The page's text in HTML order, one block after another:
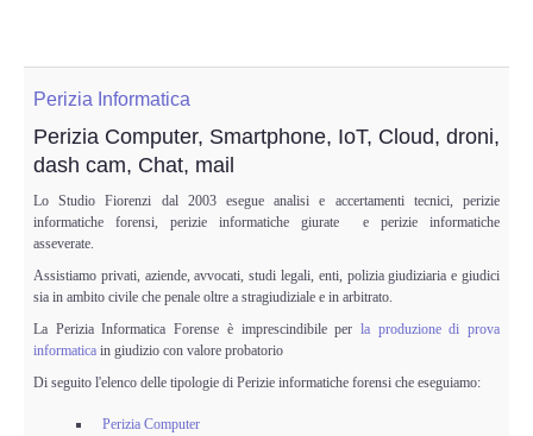
Perizia Informatica
Perizia Computer, Smartphone, IoT, Cloud, droni,
dash cam, Chat, mail
Lo Studio Fiorenzi dal 2003 esegue analisi e accertamenti tecnici, perizie
informatiche forensi, perizie informatiche giurate e perizie informatiche
asseverate.
Assistiamo privati, aziende, avvocati, studi legali, enti, polizia giudiziaria e giudici
sia in ambito civile che penale oltre a stragiudiziale e in arbitrato.
La Perizia Informatica Forense è imprescindibile per la produzione di prova
informatica in giudizio con valore probatorio
Di seguito l'elenco delle tipologie di Perizie informatiche forensi che eseguiamo:
Perizia Computer